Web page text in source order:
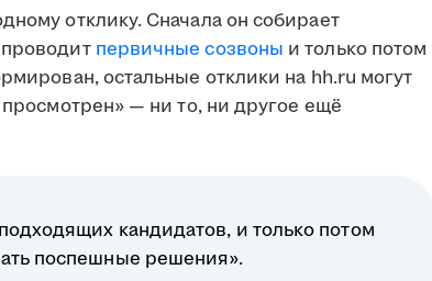
отклику. Сначала он собирает
первичные созвоны и только потом
остальные отклики на hh.ru могут
— ни то, ни другое ещё
кандидатов, и только потом
поспешные решения».